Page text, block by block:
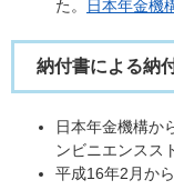
た。
日本年金機
納付書による納
日本年金機構か
ンビニエンスス
平成16年2月か